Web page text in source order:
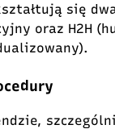
się
oraz H2H